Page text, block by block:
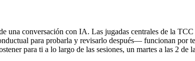
una conversación con IA. Las jugadas centrales de la
para probarla y revisarlo después— funcionan por
para ti a lo largo de las sesiones, un martes a las 2 de